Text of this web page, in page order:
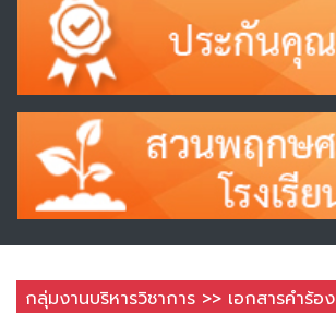
กลุ่มงานบริหารวิชาการ >> เอกสารคำร้อง